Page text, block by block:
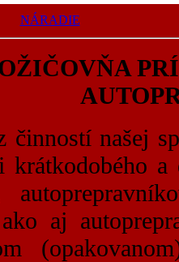
NÁRADIE
činností našej
krátkodobého a
aj